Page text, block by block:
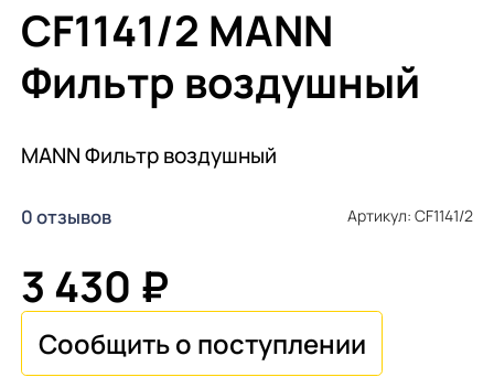
CF1141/2 MANN
Фильтр воздушный
MANN Фильтр воздушный
0 отзывов Артикул: CF1141/2
3 430 ₽